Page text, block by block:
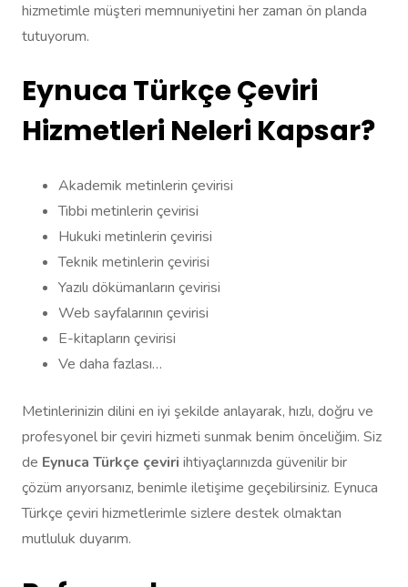
hizmetimle müşteri memnuniyetini her zaman ön planda
tutuyorum.
Eynuca Türkçe Çeviri
Hizmetleri Neleri Kapsar?
Akademik metinlerin çevirisi
Tıbbi metinlerin çevirisi
Hukuki metinlerin çevirisi
Teknik metinlerin çevirisi
Yazılı dökümanların çevirisi
Web sayfalarının çevirisi
E-kitapların çevirisi
Ve daha fazlası…
Metinlerinizin dilini en iyi şekilde anlayarak, hızlı, doğru ve
profesyonel bir çeviri hizmeti sunmak benim önceliğim. Siz
de Eynuca Türkçe çeviri ihtiyaçlarınızda güvenilir bir
çözüm arıyorsanız, benimle iletişime geçebilirsiniz. Eynuca
Türkçe çeviri hizmetlerimle sizlere destek olmaktan
mutluluk duyarım.